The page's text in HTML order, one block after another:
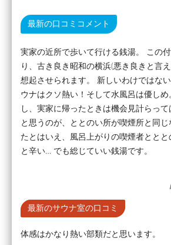
最新の口コミコメント
実家の近所で歩いて行ける銭湯。 この
り、古き良き昭和の横浜(悪き良きと言
想起させられます。 新しいわけではな
ウナはクソ熱い！そして水風呂は優しめ
し、実家に帰ったときは機会見計らっ
と思うのが、ととのい所が喫煙所と同
たとはいえ、風呂上がりの喫煙者ととと
と辛い… でも総じていい銭湯です。
最新のサウナ室の口コミ
体感はかなり熱い部類だと思います。